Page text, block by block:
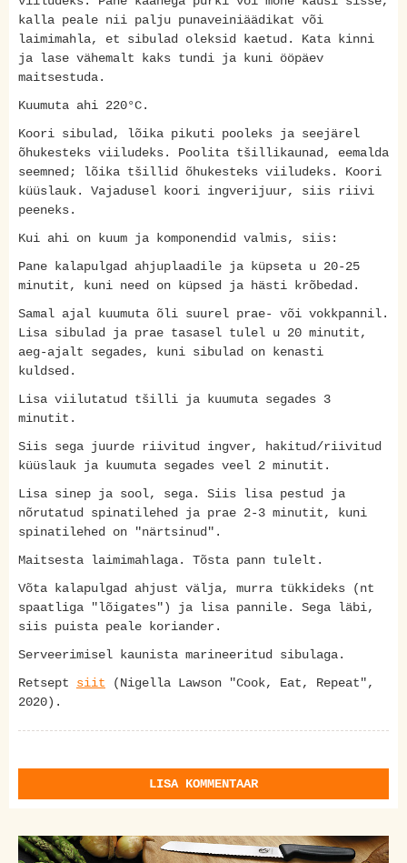
kalla peale nii palju punaveiniäädikat või
laimimahla, et sibulad oleksid kaetud. Kata kinni
ja lase vähemalt kaks tundi ja kuni ööpäev
maitsestuda.
Kuumuta ahi 220°C.
Koori sibulad, lõika pikuti pooleks ja seejärel
õhukesteks viiludeks. Poolita tšillikaunad, eemalda
seemned; lõika tšillid õhukesteks viiludeks. Koori
küüslauk. Vajadusel koori ingverijuur, siis riivi
peeneks.
Kui ahi on kuum ja komponendid valmis, siis:
Pane kalapulgad ahjuplaadile ja küpseta u 20-25
minutit, kuni need on küpsed ja hästi krõbedad.
Samal ajal kuumuta õli suurel prae- või vokkpannil.
Lisa sibulad ja prae tasasel tulel u 20 minutit,
aeg-ajalt segades, kuni sibulad on kenasti
kuldsed.
Lisa viilutatud tšilli ja kuumuta segades 3
minutit.
Siis sega juurde riivitud ingver, hakitud/riivitud
küüslauk ja kuumuta segades veel 2 minutit.
Lisa sinep ja sool, sega. Siis lisa pestud ja
nõrutatud spinatilehed ja prae 2-3 minutit, kuni
spinatilehed on "närtsinud".
Maitsesta laimimahlaga. Tõsta pann tulelt.
Võta kalapulgad ahjust välja, murra tükkideks (nt
spaatliga "lõigates") ja lisa pannile. Sega läbi,
siis puista peale koriander.
Serveerimisel kaunista marineeritud sibulaga.
Retsept siit (Nigella Lawson "Cook, Eat, Repeat",
2020).
LISA KOMMENTAAR